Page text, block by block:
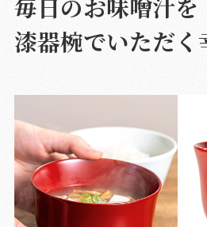
漆器椀でいただく